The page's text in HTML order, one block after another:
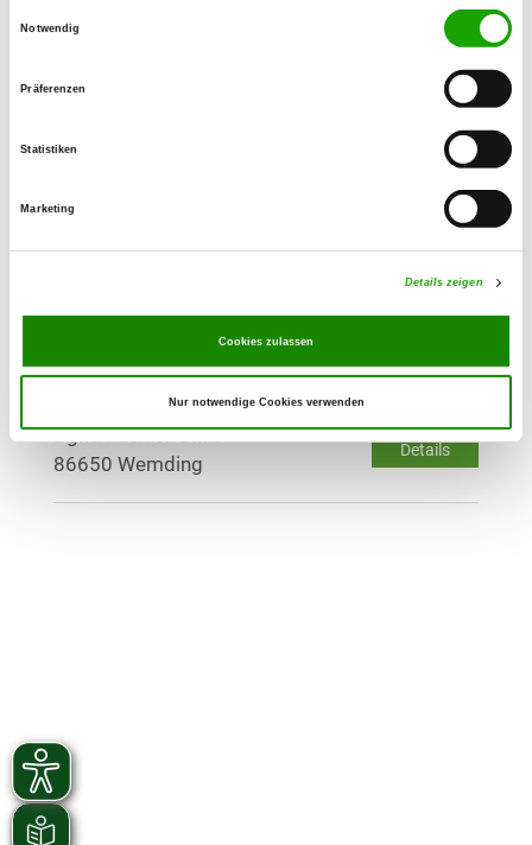
Notwendig
Präferenzen
Statistiken
Marketing
Details zeigen
Cookies zulassen
Nur notwendige Cookies verwenden
Details
Äußere Rittersbacher Straße 55
OG - Weißenburg e.V.
Details
OG - Wemding
Details
Bgm.-Fackler-Str. 9
86650 Wemding